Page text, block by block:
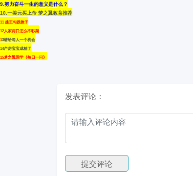
9 .努力奋斗一生的意义是什么？
10.一美元买上帝 梦之翼教育推荐
11越王勾践教子
12人家两口怎么不吵架
13请给每人一个机会
14产房宝宝成精了
15梦之翼国学《每日一问》
发表评论：
提交评论